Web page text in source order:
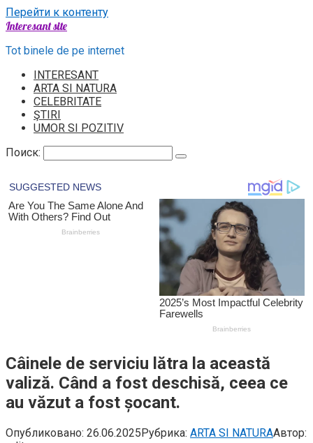
Перейти к контенту
Interesant site
Tot binele de pe internet
INTERESANT
ARTA SI NATURA
CELEBRITATE
ŞTIRI
UMOR SI POZITIV
Поиск:
Câinele de serviciu lătra la această
valiză. Când a fost deschisă, ceea ce
au văzut a fost șocant.
Опубликовано: 26.06.2025Рубрика: ARTA SI NATURAАвтор: